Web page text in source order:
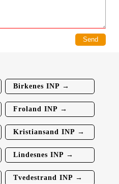
Birkenes INP →
Froland INP →
Kristiansand INP →
Lindesnes INP →
Tvedestrand INP →